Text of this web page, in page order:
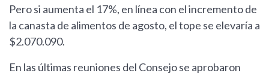
Pero si aumenta el 17%, en línea con el incremento de
la canasta de alimentos de agosto, el tope se elevaría a
$2.070.090.
En las últimas reuniones del Consejo se aprobaron